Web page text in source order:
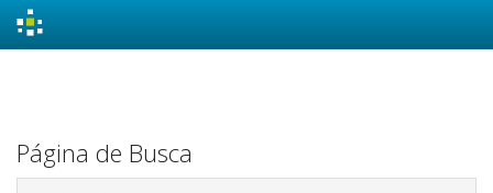
Página de Busca